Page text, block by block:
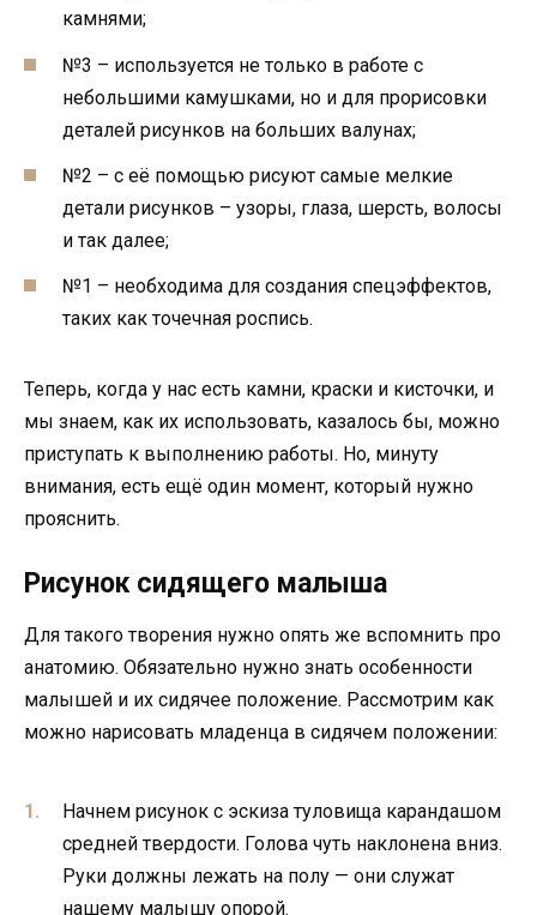
камнями;
№3 – используется не только в работе с
небольшими камушками, но и для прорисовки
деталей рисунков на больших валунах;
№2 – с её помощью рисуют самые мелкие
детали рисунков – узоры, глаза, шерсть, волосы
и так далее;
№1 – необходима для создания спецэффектов,
таких как точечная роспись.
Теперь, когда у нас есть камни, краски и кисточки, и
мы знаем, как их использовать, казалось бы, можно
приступать к выполнению работы. Но, минуту
внимания, есть ещё один момент, который нужно
прояснить.
Рисунок сидящего малыша
Для такого творения нужно опять же вспомнить про
анатомию. Обязательно нужно знать особенности
малышей и их сидячее положение. Рассмотрим как
можно нарисовать младенца в сидячем положении:
Начнем рисунок с эскиза туловища карандашом
средней твердости. Голова чуть наклонена вниз.
Руки должны лежать на полу — они служат
нашему малышу опорой.